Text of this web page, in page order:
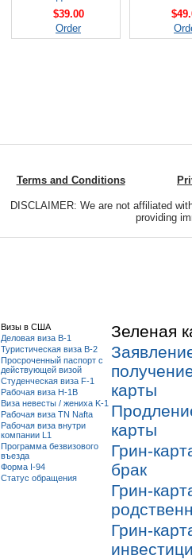
$39.00
Order
Terms and Conditions
DISCLAIMER: We are not affiliated
providing
Визы в США
Деловая виза B-1
Туристическая виза B-2
Просроченный паспорт с
действующей визой
Студенческая виза F-1
Рабочая виза H-1B
Виза невесты / жениха K-1
Рабочая виза TN Nafta
Рабочая виза внутри
компании L1
Программа безвизового
въезда
Форма I-94
Статус обращения
Зеленая
карты
карты
Грин-
брак
Грин-
Грин-